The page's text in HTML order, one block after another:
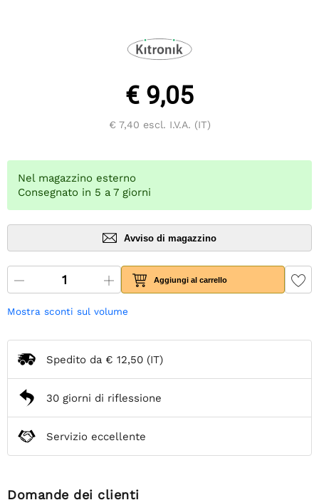
€ 9,05
€ 7,40 escl. I.V.A. (IT)
Nel magazzino esterno
Consegnato in 5 a 7 giorni
Avviso di magazzino
Aggiungi al carrello
Mostra sconti sul volume
Spedito da € 12,50 (IT)
30 giorni di riflessione
Servizio eccellente
Domande dei clienti